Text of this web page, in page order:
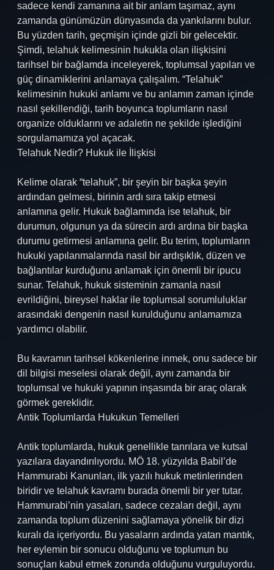
sadece kendi zamanına ait bir anlam taşımaz, aynı
zamanda günümüzün dünyasında da yankılarını bulur.
Bu yüzden tarih, geçmişin içinde gizli bir gelecektir.
Şimdi, telahuk kelimesinin hukukla olan ilişkisini
tarihsel bir bağlamda inceleyerek, toplumsal yapıları ve
güç dinamiklerini anlamaya çalışalım. “Telahuk”
kelimesinin hukuki anlamı ve bu anlamın zaman içinde
nasıl şekillendiği, tarih boyunca toplumların nasıl
organize olduklarını ve adaletin ne şekilde işlediğini
sorgulamamıza yol açacak.
Telahuk Nedir? Hukuk ile İlişkisi
Kelime olarak “telahuk”, bir şeyin bir başka şeyin
ardından gelmesi, birinin ardı sıra takip etmesi
anlamına gelir. Hukuk bağlamında ise telahuk, bir
durumun, olgunun ya da sürecin ardı ardına bir başka
durumu getirmesi anlamına gelir. Bu terim, toplumların
hukuki yapılanmalarında nasıl bir ardışıklık, düzen ve
bağlantılar kurduğunu anlamak için önemli bir ipucu
sunar. Telahuk, hukuk sisteminin zamanla nasıl
evrildiğini, bireysel haklar ile toplumsal sorumluluklar
arasındaki dengenin nasıl kurulduğunu anlamamıza
yardımcı olabilir.
Bu kavramın tarihsel kökenlerine inmek, onu sadece bir
dil bilgisi meselesi olarak değil, aynı zamanda bir
toplumsal ve hukuki yapının inşasında bir araç olarak
görmek gereklidir.
Antik Toplumlarda Hukukun Temelleri
Antik toplumlarda, hukuk genellikle tanrılara ve kutsal
yazılara dayandırılıyordu. MÖ 18. yüzyılda Babil’de
Hammurabi Kanunları, ilk yazılı hukuk metinlerinden
biridir ve telahuk kavramı burada önemli bir yer tutar.
Hammurabi’nin yasaları, sadece cezaları değil, aynı
zamanda toplum düzenini sağlamaya yönelik bir dizi
kuralı da içeriyordu. Bu yasaların ardında yatan mantık,
her eylemin bir sonucu olduğunu ve toplumun bu
sonuçları kabul etmek zorunda olduğunu vurguluyordu.